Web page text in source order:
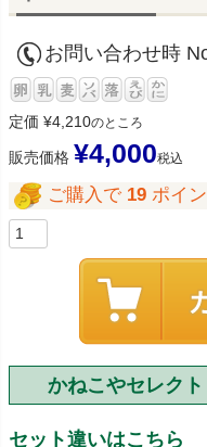
お問い合わせ時
定価 ¥4,210のところ
販売価格 ¥4,000税込
ご購入で 19 ポイ
かねこやセレク
セット違いはこちら